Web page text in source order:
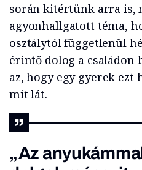
során kitértünk arra is,
agyonhallgatott téma,
osztálytól függetlenül
érintő dolog a családon
az, hogy egy gyerek ezt
mit lát.
„Az